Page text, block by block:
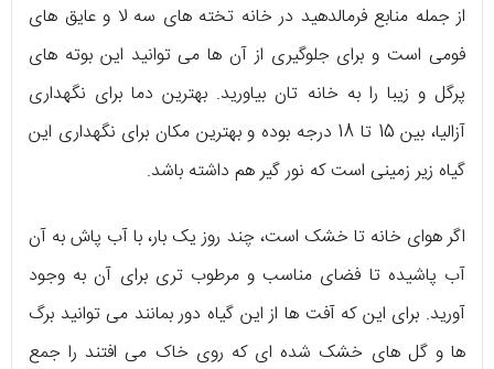
از جمله منابع فرمالدهید در خانه تخته های سه لا و عایق های
فومی است و برای جلوگیری از آن ها می توانید این بوته های
پرگل و زیبا را به خانه تان بیاورید. بهترین دما برای نگهداری
آزالیا، بین 15 تا 18 درجه بوده و بهترین مکان برای نگهداری این
گیاه زیر زمینی است که نور گیر هم داشته باشد.
اگر هوای خانه تا خشک است، چند روز یک بار، با آب پاش به آن
آب پاشیده تا فضای مناسب و مرطوب تری برای آن به وجود
آورید. برای این که آفت ها از این گیاه دور بمانند می توانید برگ
ها و گل های خشک شده ای که روی خاک می افتند را جمع